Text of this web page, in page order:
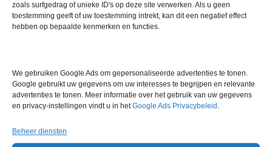
zoals surfgedrag of unieke ID's op deze site verwerken. Als u geen
toestemming geeft of uw toestemming intrekt, kan dit een negatief effect
hebben op bepaalde kenmerken en functies.
We gebruiken Google Ads om gepersonaliseerde advertenties te tonen.
Google gebruikt uw gegevens om uw interesses te begrijpen en relevante
advertenties te tonen. Meer informatie over het gebruik van uw gegevens
en privacy-instellingen vindt u in hetGoogle Ads Privacybeleid .
Beheer diensten
Merk Potteau
Gerelateerde producten